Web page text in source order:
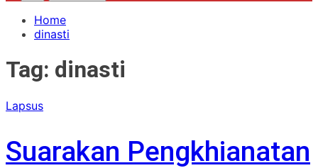
Home
dinasti
Tag: dinasti
Lapsus
Suarakan Pengkhianatan